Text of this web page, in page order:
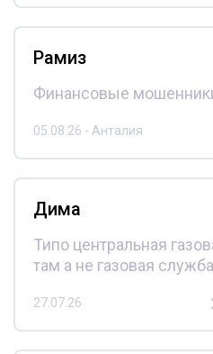
Рамиз
Финансовые
05.08.26 - Анталия
Дима
Типо центральная
там а не газовая
27.07.26